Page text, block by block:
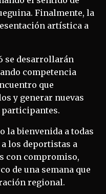
Finalmente, la
artística a
se desarrollarán
competencia
que
y generar nuevas
participantes.
la bienvenida a todas
los deportistas a
con compromiso,
de una semana que
regional.